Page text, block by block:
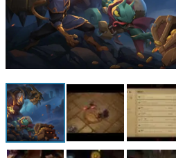
電ファミニコゲーマーとは？
運営：株式会社マレ